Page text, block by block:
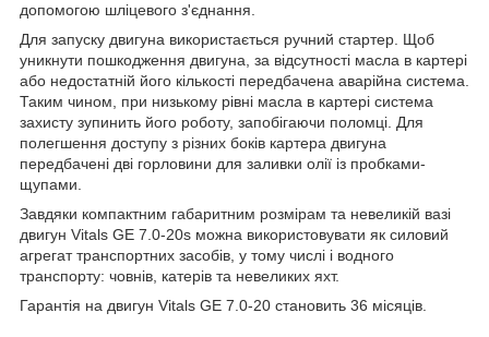
допомогою шліцевого з'єднання.
Для запуску двигуна використається ручний стартер. Щоб
уникнути пошкодження двигуна, за відсутності масла в картері
або недостатній його кількості передбачена аварійна система.
Таким чином, при низькому рівні масла в картері система
захисту зупинить його роботу, запобігаючи поломці. Для
полегшення доступу з різних боків картера двигуна
передбачені дві горловини для заливки олії із пробками-
щупами.
Завдяки компактним габаритним розмірам та невеликій вазі
двигун Vitals GE 7.0-20s можна використовувати як силовий
агрегат транспортних засобів, у тому числі і водного
транспорту: човнів, катерів та невеликих яхт.
Гарантія на двигун Vitals GE 7.0-20 становить 36 місяців.